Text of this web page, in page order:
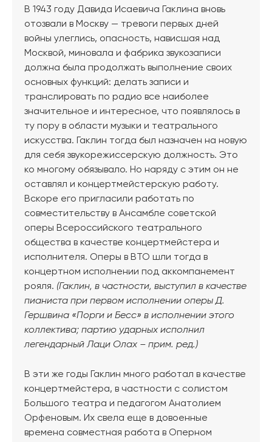
В 1943 году Давида Исаевича Гаклина вновь
отозвали в Москву — тревоги первых дней
войны улеглись, опасность, нависшая над
Москвой, миновала и фабрика звукозаписи
должна была продолжать выполнение своих
основных функций: делать записи и
транслировать по радио все наиболее
значительное и интересное, что появлялось в
ту пору в области музыки и театрального
искусства. Гаклин тогда был назначен на новую
для себя звукорежиссерскую должность. Это
ко многому обязывало. Но наряду с этим он не
оставлял и концертмейстерскую работу.
Вскоре его пригласили работать по
совместительству в Ансамбле советской
оперы Всероссийского театрального
общества в качестве концертмейстера и
исполнителя. Оперы в ВТО шли тогда в
концертном исполнении под аккомпанемент
рояля. (Гаклин, в частности, выступил в качестве
пианиста при первом исполнении оперы Д.
Гершвина «Порги и Бесс» в исполнении этого
коллектива; партию ударных исполнил
легендарный Лаци Олах – прим. ред.)
В эти же годы Гаклин много работал в качестве
концертмейстера, в частности с солистом
Большого театра и педагогом Анатолием
Орфеновым. Их свела еще в довоенные
времена совместная работа в Оперном